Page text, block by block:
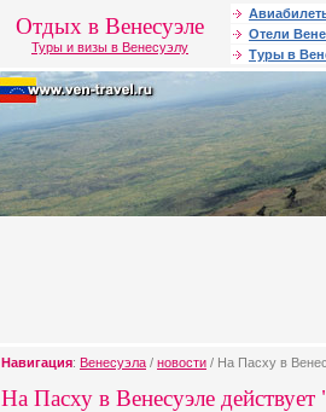
Отдых в Венесуэле
Туры и визы в Венесуэлу
Отели
Туры в
Навигация: Венесуэла / новости / На Пасху в
На Пасху в Венесуэле действует